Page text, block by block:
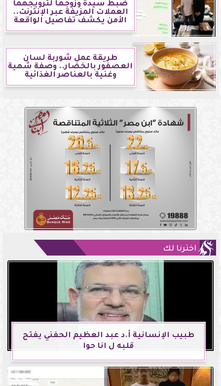
ضبط سيدة وزوجها لترويجهما
العملات المزيفة عبر الإنترنت..
الأمن يكشف تفاصيل الواقعة
طريقة عمل شوربة لسان
العصفور بالخضار.. وصفة شهية
وغنية بالعناصر الغذائية
اخترنا لك
طبيب الإنسانية أ.د عبد العظيم الحفني يفتح
قلبه ل انا حوا